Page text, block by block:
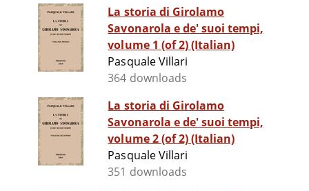
La storia di Girolamo
Savonarola e de' suoi tempi,
volume 1 (of 2) (Italian)
Pasquale Villari
364 downloads
La storia di Girolamo
Savonarola e de' suoi tempi,
volume 2 (of 2) (Italian)
Pasquale Villari
351 downloads